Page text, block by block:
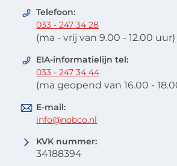
Telefoon:
033 - 247 34 28
(ma - vrij van 9.00 - 12.00 uur)
EIA-informatielijn tel:
033 - 247 34 44
(ma geopend van 16.00 -
E-mail:
info@nobco.nl
KVK nummer:
34188394